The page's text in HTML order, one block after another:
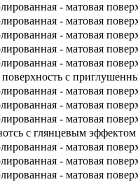
- матовая
- матовая
- матовая
- матовая
- матовая
с
- матовая
- матовая
- матовая
с глянцевым эффектом
- матовая
- матовая
- матовая